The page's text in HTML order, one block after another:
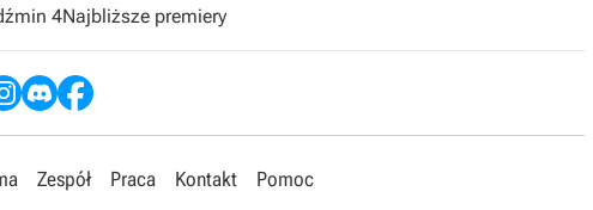
4Najbliższe premiery
Zespół Praca Kontakt Pomoc